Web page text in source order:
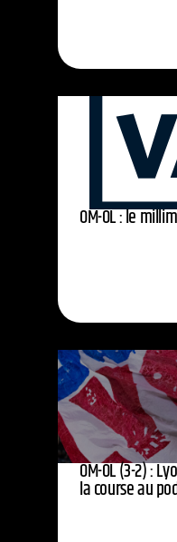
OM-OL : le
OM-OL (3-2) :
la course au